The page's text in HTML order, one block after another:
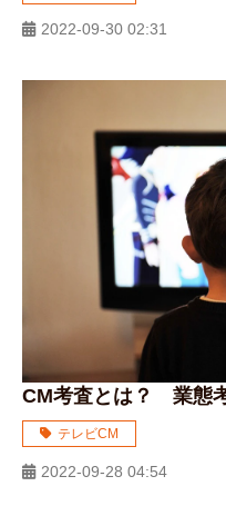
2022-09-30 02:31
CM考査とは？ 業態
テレビCM
2022-09-28 04:54